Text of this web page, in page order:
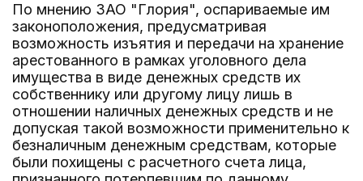
По мнению ЗАО "Глория", оспариваемые им
законоположения, предусматривая
возможность изъятия и передачи на хранение
арестованного в рамках уголовного дела
имущества в виде денежных средств их
собственнику или другому лицу лишь в
отношении наличных денежных средств и не
допуская такой возможности применительно к
безналичным денежным средствам, которые
были похищены с расчетного счета лица,